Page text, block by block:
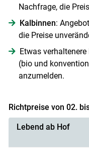
Nachfrage, die
Kalbinnen:
die Preise
Etwas
(bio und
anzumelden.
Richtpreise von 02.
Lebend ab Hof